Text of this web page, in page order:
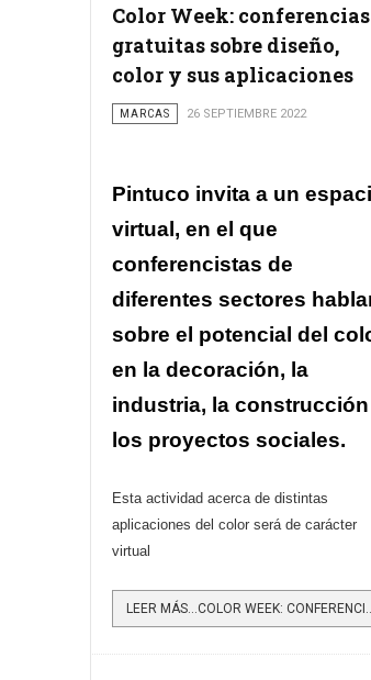
Color Week: conferencias
gratuitas sobre diseño,
color y sus aplicaciones
MARCAS 26 SEPTIEMBRE 2022
Pintuco invita a un
virtual, en el que
conferencistas de
diferentes sectores
sobre el potencial del
en la decoración, la
industria, la
los proyectos sociales.
Esta actividad acerca de distintas
aplicaciones del color será de carácter
virtual
LEER MÁS…COLOR WEEK: